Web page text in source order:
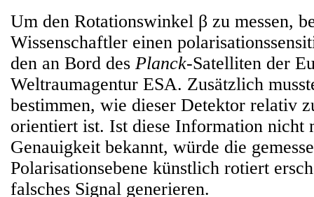
Um den Rotationswinkel β zu messen,
Wissenschaftler einen
den an Bord des Planck-Satelliten der
Weltraumagentur ESA. Zusätzlich
bestimmen, wie dieser Detektor relativ
orientiert ist. Ist diese Information nicht
Genauigkeit bekannt, würde die
Polarisationsebene künstlich rotiert
falsches Signal generieren.